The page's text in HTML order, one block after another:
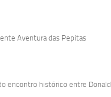
Aventura das Pepitas
encontro histórico entre Donald